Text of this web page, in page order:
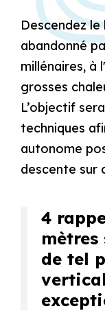
Descendez
abandonné
millénaires, à
grosses
L’objectif
techniques
autonome
descente sur
4
mètres
de tel